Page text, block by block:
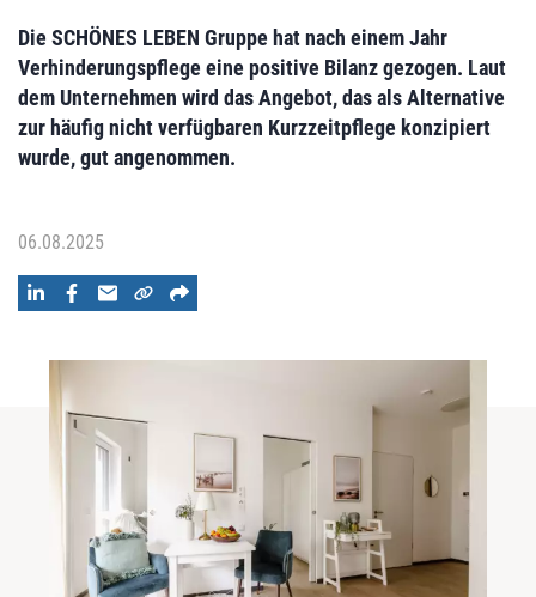
Die SCHÖNES LEBEN Gruppe hat nach einem Jahr
Verhinderungspflege eine positive Bilanz gezogen. Laut
dem Unternehmen wird das Angebot, das als Alternative
zur häufig nicht verfügbaren Kurzzeitpflege konzipiert
wurde, gut angenommen.
06.08.2025